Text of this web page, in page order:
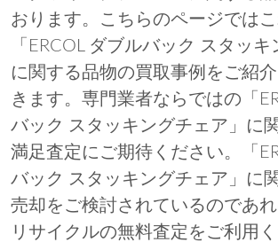
おります。こちらのページでは
「ERCOL ダブルバック スタッキ
に関する品物の買取事例をご紹
きます。専門業者ならではの「
バック スタッキングチェア」に
満足査定にご期待ください。「
バック スタッキングチェア」に
売却をご検討されているのであ
リサイクルの無料査定をご利用く